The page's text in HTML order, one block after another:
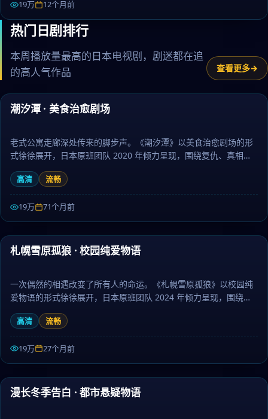
19万 12个月前
热门日剧排行
本周播放量最高的日本电视剧，剧迷都在追
的高人气作品
查看更多
热门
99:34
潮汐潭 · 美食治愈剧场
老式公寓走廊深处传来的脚步声。《潮汐潭》以美食治愈剧场的形
式徐徐展开，日本原班团队 2020 年倾力呈现，围绕复仇、真相与
放下层层推进，作为爱情题材，人物刻画立体、台词余韵悠长。日
剧大全提供高清完整版日本电视剧免费在线观看。
高清 流畅
19万 71个月前
热门
50:02
札幌雪原孤狼 · 校园纯爱物语
一次偶然的相遇改变了所有人的命运。《札幌雪原孤狼》以校园纯
爱物语的形式徐徐展开，日本原班团队 2024 年倾力呈现，围绕亲
情、信念与救赎层层推进，作为喜剧题材，剧情兼具张力与人文厚
度。日剧大全提供高清完整版日本电视剧免费在线观看。
高清 流畅
19万 27个月前
热门
80:28
漫长冬季告白 · 都市悬疑物语